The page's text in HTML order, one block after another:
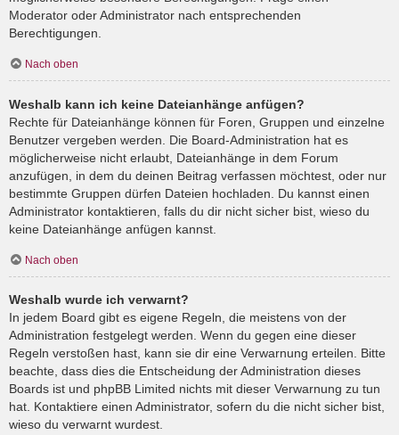
Moderator oder Administrator nach entsprechenden
Berechtigungen.
Nach oben
Weshalb kann ich keine Dateianhänge anfügen?
Rechte für Dateianhänge können für Foren, Gruppen und einzelne
Benutzer vergeben werden. Die Board-Administration hat es
möglicherweise nicht erlaubt, Dateianhänge in dem Forum
anzufügen, in dem du deinen Beitrag verfassen möchtest, oder nur
bestimmte Gruppen dürfen Dateien hochladen. Du kannst einen
Administrator kontaktieren, falls du dir nicht sicher bist, wieso du
keine Dateianhänge anfügen kannst.
Nach oben
Weshalb wurde ich verwarnt?
In jedem Board gibt es eigene Regeln, die meistens von der
Administration festgelegt werden. Wenn du gegen eine dieser
Regeln verstoßen hast, kann sie dir eine Verwarnung erteilen. Bitte
beachte, dass dies die Entscheidung der Administration dieses
Boards ist und phpBB Limited nichts mit dieser Verwarnung zu tun
hat. Kontaktiere einen Administrator, sofern du die nicht sicher bist,
wieso du verwarnt wurdest.